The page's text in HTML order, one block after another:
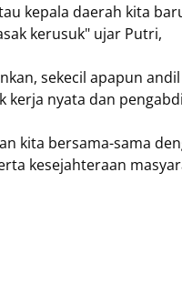
kepala daerah kita
kerusuk" ujar Putri,
sekecil apapun
kerja nyata dan
kita bersama-sama
kesejahteraan